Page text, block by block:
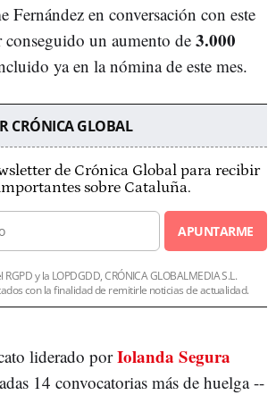
Fernández en conversación con este
conseguido un aumento de3.000
ya en la nómina de este mes.
CRÓNICA GLOBAL
de Crónica Global para recibir
sobre Cataluña.
APUNTARME
y la LOPDGDD, CRÓNICA GLOBALMEDIA S.L.
con la finalidad de remitirle noticias de actualidad.
liderado porIolanda Segura
14 convocatorias más de huelga --